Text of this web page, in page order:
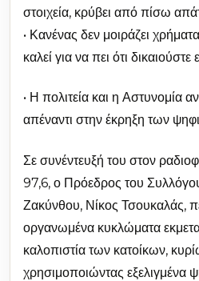
στοιχεία, κρύβει από πίσω
• Κανένας δεν μοιράζει
καλεί για να πει ότι
• Η πολιτεία και η Αστυνομία
απέναντι στην έκρηξη των
Σε συνέντευξή του στον
97,6, ο Πρόεδρος του
Ζακύνθου, Νίκος Τσουκαλάς,
οργανωμένα κυκλώματα
καλοπιστία των κατοίκων,
χρησιμοποιώντας εξελιγμένα